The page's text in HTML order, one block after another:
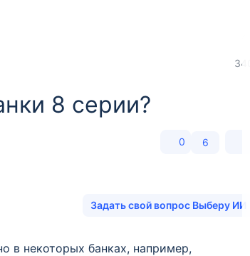
8 серии?
0 6
Задать свой вопрос Выберу ИИ
в некоторых банках, например,